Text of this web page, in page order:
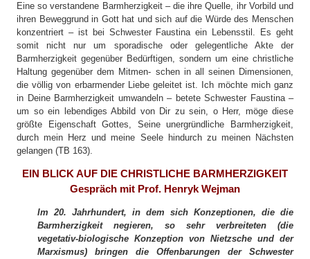
Eine so verstandene Barmherzigkeit – die ihre Quelle, ihr Vorbild und
ihren Beweggrund in Gott hat und sich auf die Würde des Menschen
konzentriert – ist bei Schwester Faustina ein Lebensstil. Es geht
somit nicht nur um sporadische oder gelegentliche Akte der
Barmherzigkeit gegenüber Bedürftigen, sondern um eine christliche
Haltung gegenüber dem Mitmen- schen in all seinen Dimensionen,
die völlig von erbarmender Liebe geleitet ist. Ich möchte mich ganz
in Deine Barmherzigkeit umwandeln – betete Schwester Faustina –
um so ein lebendiges Abbild von Dir zu sein, o Herr, möge diese
größte Eigenschaft Gottes, Seine unergründliche Barmherzigkeit,
durch mein Herz und meine Seele hindurch zu meinen Nächsten
gelangen (TB 163).
EIN BLICK AUF DIE CHRISTLICHE BARMHERZIGKEIT
Gespräch mit Prof. Henryk Wejman
Im 20. Jahrhundert, in dem sich Konzeptionen, die die
Barmherzigkeit negieren, so sehr verbreiteten (die
vegetativ-biologische Konzeption von Nietzsche und der
Marxismus) bringen die Offenbarungen der Schwester